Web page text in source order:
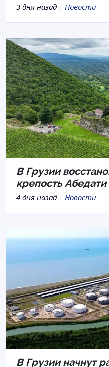
3 дня назад | Новости
В Грузии
крепость Абедати
4 дня назад | Новости
В Грузии начнут